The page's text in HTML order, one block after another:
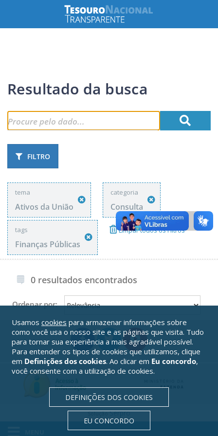
Resultado da busca
FILTRO
tema
Ativos da União
categoria
Consulta
tags
Finanças Públicas
Limpar todos os Filtros
0 resultados encontrados
Ordenar por:
SoluçãoSerpro
Usamos cookies para armazenar informações sobre
como você usa o nosso site e as páginas que visita. Tudo
para tornar sua experiência a mais agradável possível.
Para entender os tipos de cookies que utilizamos, clique
em Definições dos cookies. Ao clicar em Eu concordo,
você consente com a utilização de cookies.
DEFINIÇÕES DOS COOKIES
EU CONCORDO